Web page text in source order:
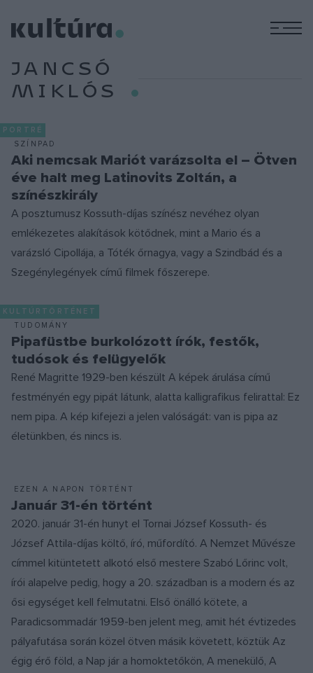
JANCSÓ
MIKLÓS
PORTRÉ
SZÍNPAD
Aki nemcsak Mariót varázsolta el – Ötven
éve halt meg Latinovits Zoltán, a
színészkirály
A posztumusz Kossuth-díjas színész nevéhez olyan
emlékezetes alakítások kötődnek, mint a Mario és a
varázsló Cipollája, a Tóték őrnagya, vagy a Szindbád és a
Szegénylegények című filmek főszerepe.
KULTÚRTÖRTÉNET
TUDOMÁNY
Pipafüstbe burkolózott írók, festők,
tudósok és felügyelők
René Magritte 1929-ben készült A képek árulása című
festményén egy pipát látunk, alatta kalligrafikus felirattal: Ez
nem pipa. A kép kifejezi a jelen valóságát: van is pipa az
életünkben, és nincs is.
EZEN A NAPON TÖRTÉNT
Január 31-én történt
2020. január 31-én hunyt el Tornai József Kossuth- és
József Attila-díjas költő, író, műfordító. A Nemzet Művésze
címmel kitüntetett alkotó első mestere Szabó Lőrinc volt,
írói alapelve pedig, hogy a 20. században is a modern és az
ősi egységet kell felmutatni. Első önálló kötete, a
Paradicsommadár 1959-ben jelent meg, amit hét évtizedes
pályafutása során közel ötven másik követett, köztük Az
égig érő föld, a Nap jár a homoktetőkön, A menekülő, A